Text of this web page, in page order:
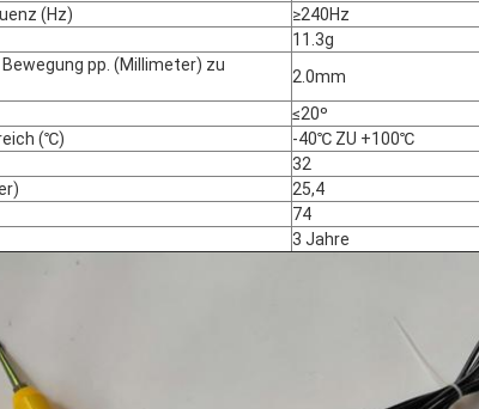
(Hz)
≥240Hz
11.3g
pp. (Millimeter) zu
2.0mm
≤20º
(℃)
-40℃ ZU +100℃
32
25,4
74
3 Jahre